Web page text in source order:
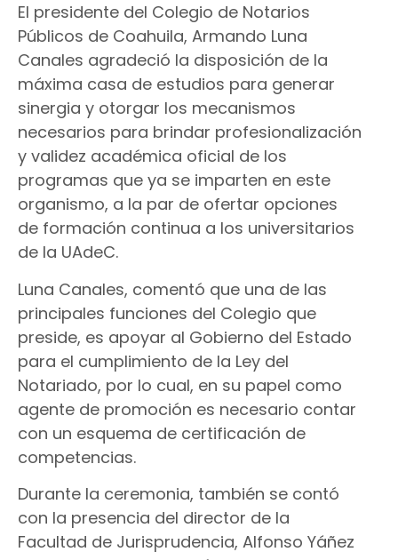
El presidente del Colegio de Notarios
Públicos de Coahuila, Armando Luna
Canales agradeció la disposición de la
máxima casa de estudios para generar
sinergia y otorgar los mecanismos
necesarios para brindar profesionalización
y validez académica oficial de los
programas que ya se imparten en este
organismo, a la par de ofertar opciones
de formación continua a los universitarios
de la UAdeC.
Luna Canales, comentó que una de las
principales funciones del Colegio que
preside, es apoyar al Gobierno del Estado
para el cumplimiento de la Ley del
Notariado, por lo cual, en su papel como
agente de promoción es necesario contar
con un esquema de certificación de
competencias.
Durante la ceremonia, también se contó
con la presencia del director de la
Facultad de Jurisprudencia, Alfonso Yáñez